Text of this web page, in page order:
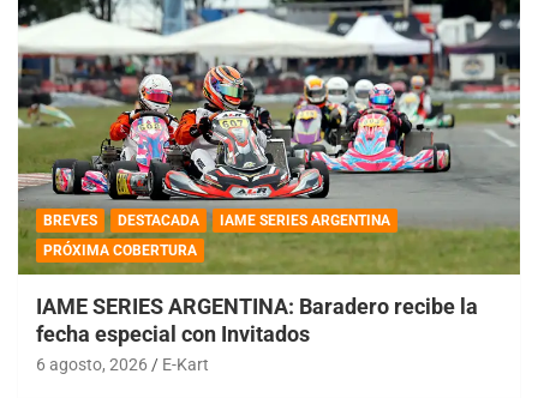
BREVES DESTACADA
IAME SERIES ARGENTINA
PRÓXIMA COBERTURA
IAME SERIES ARGENTINA: Baradero recibe la
fecha especial con Invitados
6 agosto, 2026 E-Kart